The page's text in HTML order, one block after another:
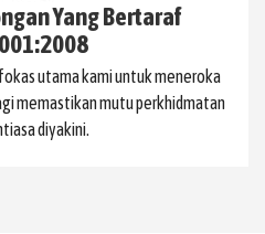
Yang Bertaraf
utama kami untuk meneroka
memastikan mutu perkhidmatan
diyakini.